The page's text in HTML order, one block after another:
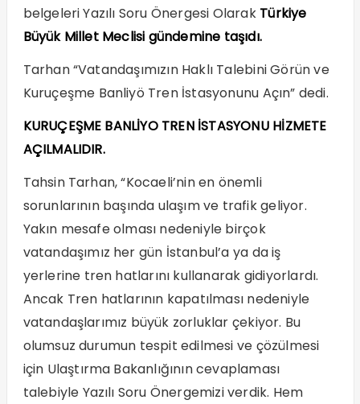
belgeleri Yazılı Soru Önergesi Olarak Türkiye
Büyük Millet Meclisi gündemine taşıdı.
Tarhan “Vatandaşımızın Haklı Talebini Görün ve
Kuruçeşme Banliyö Tren İstasyonunu Açın” dedi.
KURUÇEŞME BANLİYO TREN İSTASYONU HİZMETE
AÇILMALIDIR.
Tahsin Tarhan, “Kocaeli’nin en önemli
sorunlarının başında ulaşım ve trafik geliyor.
Yakın mesafe olması nedeniyle birçok
vatandaşımız her gün İstanbul’a ya da iş
yerlerine tren hatlarını kullanarak gidiyorlardı.
Ancak Tren hatlarının kapatılması nedeniyle
vatandaşlarımız büyük zorluklar çekiyor. Bu
olumsuz durumun tespit edilmesi ve çözülmesi
için Ulaştırma Bakanlığının cevaplaması
talebiyle Yazılı Soru Önergemizi verdik. Hem